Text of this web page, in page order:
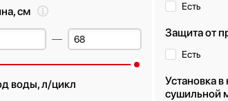
см
воды, л/цикл
Есть
Защита от
Есть
Установка в
сушильной